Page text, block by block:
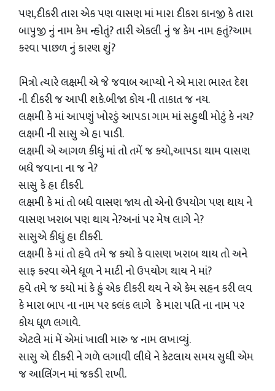
પણ,દીકરી તારા એક પણ વાસણ માં મારા દીકરા કાનજી કે તારા
બાપુજી નું નામ કેમ ન્હોતું? તારી એકલી નું જ કેમ નામ હતું?આમ
કરવા પાછળ નું કારણ શું?
મિત્રો ત્યારે લક્ષમી એ જે જવાબ આપ્યો ને એ મારા ભારત દેશ
ની દીકરી જ આપી શકે.બીજા કોય ની તાકાત જ નય.
લક્ષમી કે માં આપણું ખોરડું આપડા ગામ માં સહુથી મોટું કે નય?
લક્ષમી ની સાસુ એ હા પાડી.
લક્ષમી એ આગળ કીધું માં તો તમેં જ કયો,આપડા થામ વાસણ
બધે જવાના ના જ ને?
સાસુ કે હા દીકરી.
લક્ષમી કે માં તો બધે વાસણ જાય તો એનો ઉપયોગ પણ થાય ને
વાસણ ખરાબ પણ થાય ને?અનાં પર મેષ લાગે ને?
સાસુએ કીધું હા દીકરી.
લક્ષમી કે માં તો હવે તમે જ કયો કે વાસણ ખરાબ થાય તો અને
સાફ કરવા એને ધૂળ ને માટી નો ઉપયોગ થાય ને માં?
હવે તમે જ કયો માં કે હું એક દીકરી થય ને એ કેમ સહન કરી લવ
કે મારા બાપ ના નામ પર કલંક લાગે કે મારા પતિ ના નામ પર
કોય ધૂળ લગાવે.
એટલે માં મેં એમાં ખાલી મારુ જ નામ લખાવ્યું.
સાસુ એ દીકરી ને ગળે લગાવી લીધે ને કેટલાય સમય સુધી એમ
જ આલિંગન માં જકડી રાખી.